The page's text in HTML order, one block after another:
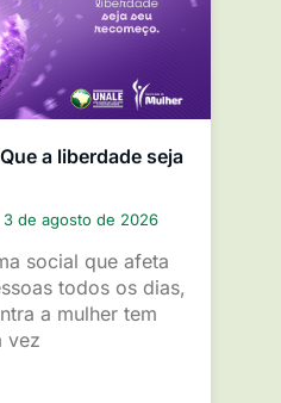
a liberdade seja
3 de agosto de 2026
social que afeta
todos os dias,
a mulher tem
vez